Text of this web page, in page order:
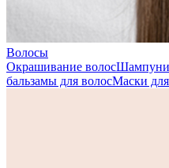
Волосы
Окрашивание волосШампуни
бальзамы для волосМаски